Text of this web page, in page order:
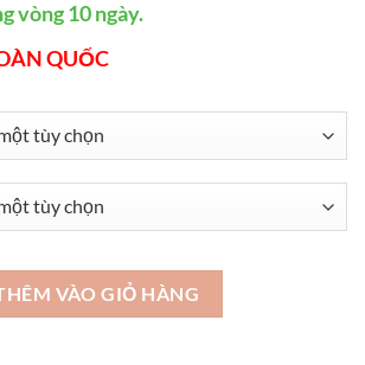
vòng 10 ngày.
QUỐC
Nội - AD125 số lượng
VÀO GIỎ HÀNG